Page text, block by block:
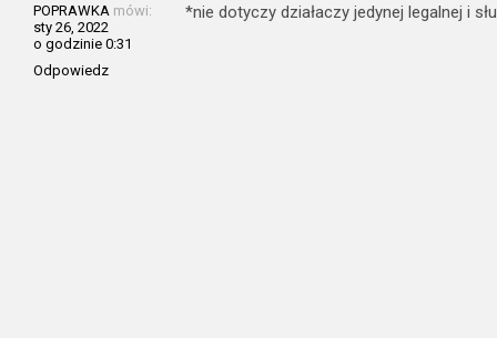
POPRAWKA mówi:
sty 26, 2022
o godzinie 0:31
Odpowiedz
*nie dotyczy działaczy jedynej legalnej i